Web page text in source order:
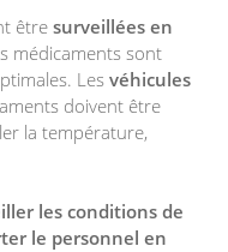
être surveillées en
médicaments sont
Les véhicules
doivent être
la température,
les conditions de
le personnel en